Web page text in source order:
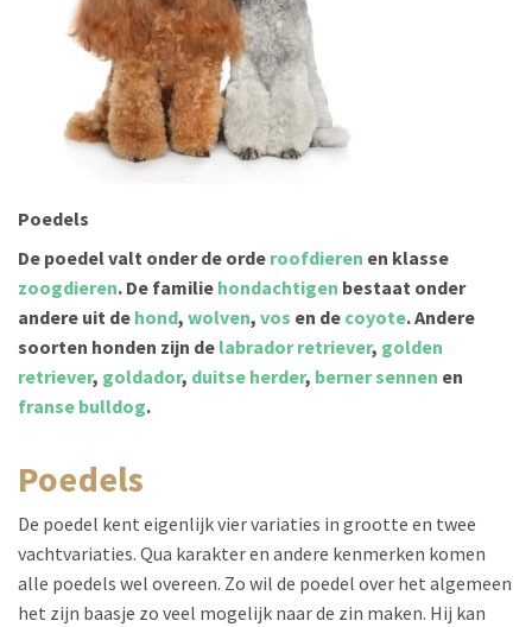
Poedels
De poedel valt onder de orde roofdieren en klasse
zoogdieren. De familie hondachtigen bestaat onder
andere uit de hond, wolven, vos en de coyote. Andere
soorten honden zijn de labrador retriever, golden
retriever, goldador, duitse herder, berner sennen en
franse bulldog.
poedels
De poedel kent eigenlijk vier variaties in grootte en twee
vachtvariaties. Qua karakter en andere kenmerken komen
alle poedels wel overeen. Zo wil de poedel over het algemeen
het zijn baasje zo veel mogelijk naar de zin maken. Hij kan